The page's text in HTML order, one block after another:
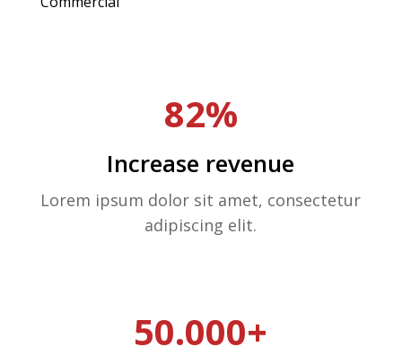
82%
Increase revenue
Lorem ipsum dolor sit amet, consectetur
adipiscing elit.
50.000+